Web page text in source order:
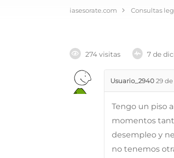
iasesorate.com Consultas
274 visitas 7 de
Usuario_294029
Tengo un piso
momentos
desempleo y
no tenemos